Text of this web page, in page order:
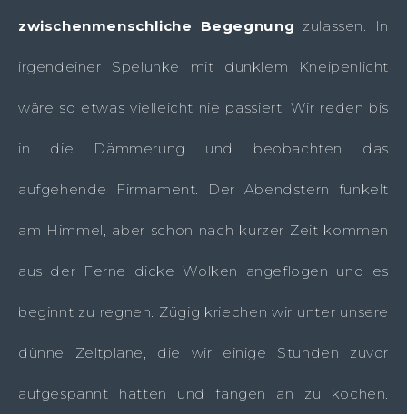
zwischenmenschliche Begegnung zulassen. In
irgendeiner Spelunke mit dunklem Kneipenlicht
wäre so etwas vielleicht nie passiert. Wir reden bis
in die Dämmerung und beobachten das
aufgehende Firmament. Der Abendstern funkelt
am Himmel, aber schon nach kurzer Zeit kommen
aus der Ferne dicke Wolken angeflogen und es
beginnt zu regnen. Zügig kriechen wir unter unsere
dünne Zeltplane, die wir einige Stunden zuvor
aufgespannt hatten und fangen an zu kochen.